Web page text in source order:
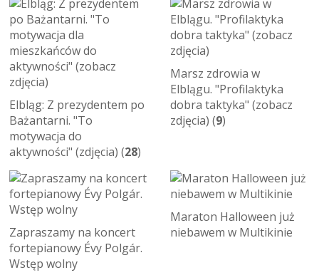
Elbląg: Z prezydentem po
Bażantarni. "To
motywacja do
aktywności" (zdjęcia) (28)
Marsz zdrowia w
Elblągu. "Profilaktyka
dobra taktyka" (zobacz
zdjęcia) (9)
Zapraszamy na koncert
fortepianowy Évy Polgár.
Wstęp wolny
Maraton Halloween już
niebawem w Multikinie